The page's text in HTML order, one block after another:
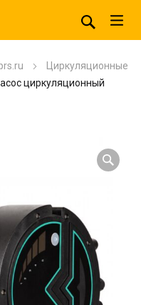
Циркуляционные
циркуляционный